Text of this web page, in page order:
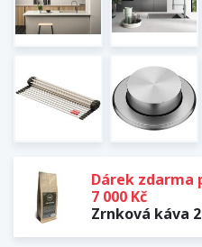
Dárek zdarma
7 000 Kč
Zrnková káva